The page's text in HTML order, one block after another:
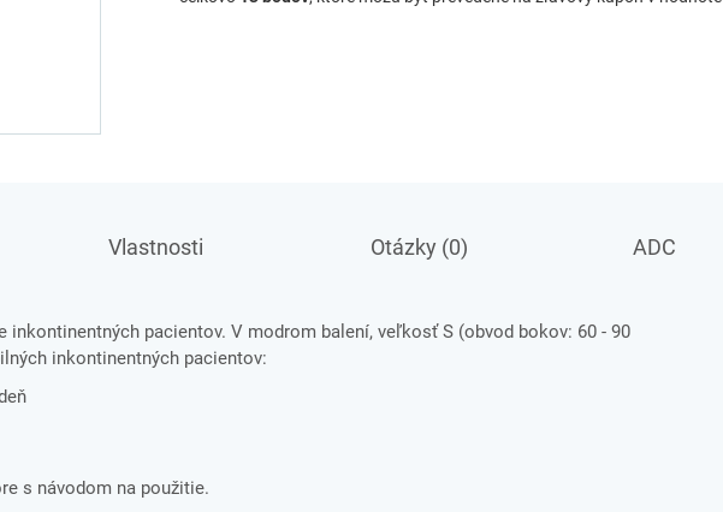
Vlastnosti Otázky (0) ADC
inkontinentných pacientov. V modrom balení, veľkosť S (obvod bokov: 60 - 90
inkontinentných pacientov:
s návodom na použitie.